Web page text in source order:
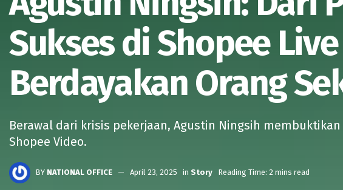
Sukses di Shopee
Berdayakan Orang
Berawal dari krisis pekerjaan, Agustin Ningsih
Shopee Video.
BY NATIONAL OFFICE April 23, 2025 in Story Reading Time: 2 mins read